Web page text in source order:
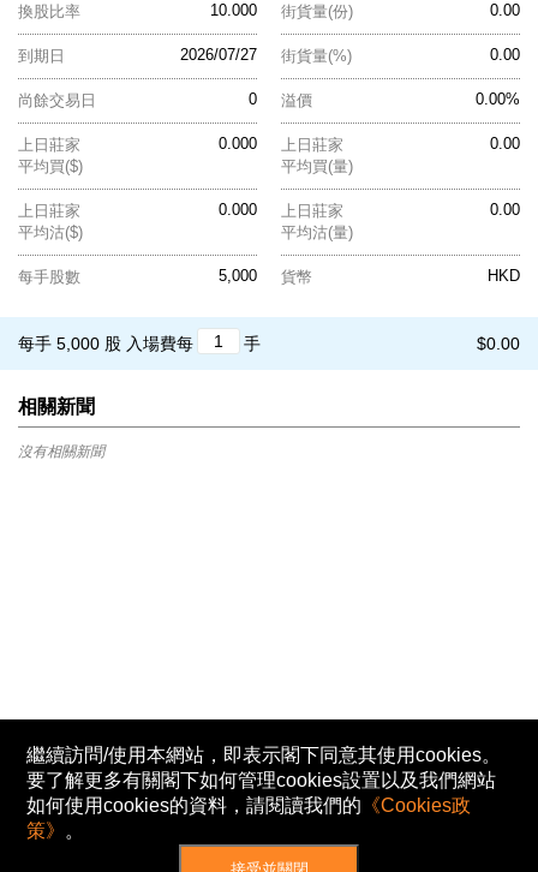
10.000
換股比率 0.00
街貨量(份)
2026/07/27
到期日 0.00
街貨量(%)
0
尚餘交易日 0.00%
溢價
0.000
上日莊家
平均買($)
0.00
上日莊家
平均買(量)
0.000
上日莊家
平均沽($)
0.00
上日莊家
平均沽(量)
5,000
每手股數 HKD
貨幣
$0.00
每手 5,000 股 入場費每 手
相關新聞
沒有相關新聞
繼續訪問/使用本網站，即表示閣下同意其使用cookies。
要了解更多有關閣下如何管理cookies設置以及我們網站
如何使用cookies的資料，請閱讀我們的 《Cookies政
策》 。